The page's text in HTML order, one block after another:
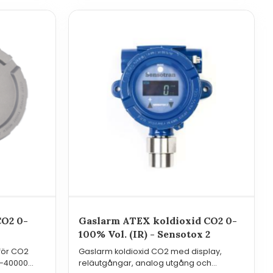
0-
CO2
Gaslarm ATEX koldioxid CO2 0-
100% Vol. (IR) - Sensotox 2
Gaslarm koldioxid CO2 med display,
reläutgångar, analog utgång och